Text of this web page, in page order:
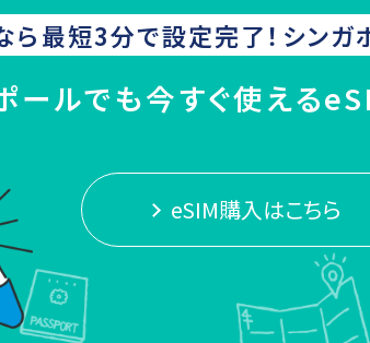
ら最短3分で設定完了！ シンガ
ールでも今すぐ使える
eSIM購入はこちら